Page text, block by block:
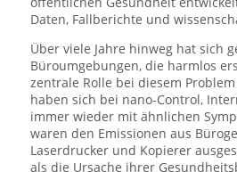
Daten, Fallberichte und
Über viele Jahre hinweg hat sich
Büroumgebungen, die harmlos
zentrale Rolle bei diesem
haben sich bei nano-Control,
immer wieder mit ähnlichen
waren den Emissionen aus
Laserdrucker und Kopierer
als die Ursache ihrer